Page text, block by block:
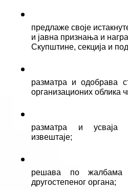
предлаже своје
и јавна признања и
Скупштине, секција и
разматра и одобрава
организационих облика
разматра и усваја
извештаје;
решава по жалбама
другостепеног органа;